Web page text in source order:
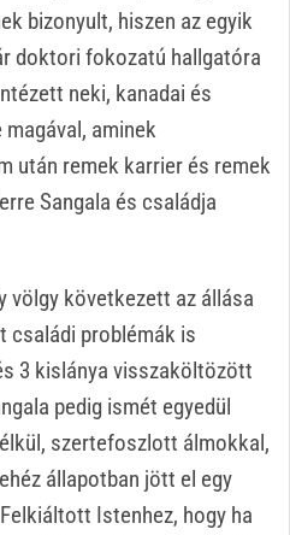
bizonyult, hiszen az egyik
doktori fokozatú hallgatóra
neki, kanadai és
aminek
után remek karrier és remek
Sangala és családja
völgy következett az állása
családi problémák is
3 kislánya visszaköltözött
pedig ismét egyedül
szertefoszlott álmokkal,
állapotban jött el egy
Istenhez, hogy ha